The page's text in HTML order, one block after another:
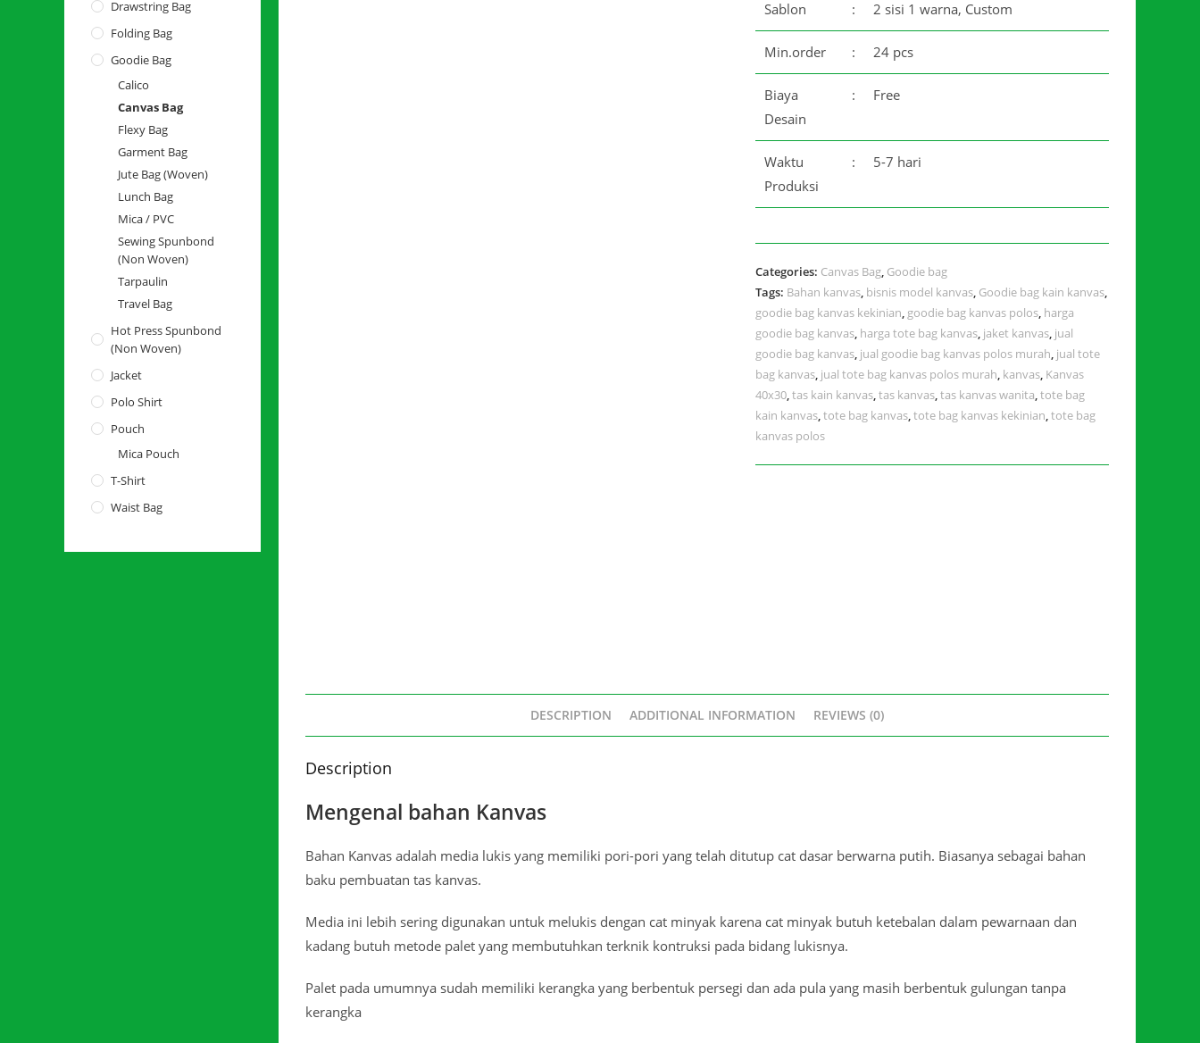
Sablon : 2 sisi 1 warna, Custom
Min.order : 24 pcs
Biaya
Desain
: Free
Waktu
Produksi
: 5-7 hari
Categories: Canvas Bag, Goodie bag
Tags: Bahan kanvas, bisnis model kanvas, Goodie bag kain kanvas,
goodie bag kanvas kekinian, goodie bag kanvas polos, harga
goodie bag kanvas, harga tote bag kanvas, jaket kanvas, jual
goodie bag kanvas, jual goodie bag kanvas polos murah, jual tote
bag kanvas, jual tote bag kanvas polos murah, kanvas, Kanvas
40x30,tas kain kanvas,tas kanvas,tas kanvas wanita,tote bag
kain kanvas,tote bag kanvas,tote bag kanvas kekinian,tote bag
kanvas polos
DESCRIPTION ADDITIONAL INFORMATION REVIEWS (0)
Description
Mengenal bahan Kanvas
Bahan Kanvas adalah media lukis yang memiliki pori-pori yang telah ditutup cat dasar berwarna putih. Biasanya sebagai bahan
baku pembuatan tas kanvas.
Media ini lebih sering digunakan untuk melukis dengan cat minyak karena cat minyak butuh ketebalan dalam pewarnaan dan
kadang butuh metode palet yang membutuhkan terknik kontruksi pada bidang lukisnya.
Palet pada umumnya sudah memiliki kerangka yang berbentuk persegi dan ada pula yang masih berbentuk gulungan tanpa
kerangka
Drawstring Bag
Folding Bag
Goodie Bag
Calico
Canvas Bag
Flexy Bag
Garment Bag
Jute Bag (Woven)
Lunch Bag
Mica / PVC
Sewing Spunbond
(Non Woven)
Tarpaulin
Travel Bag
Hot Press Spunbond
(Non Woven)
Jacket
Polo Shirt
Pouch
Mica Pouch
T-Shirt
Waist Bag